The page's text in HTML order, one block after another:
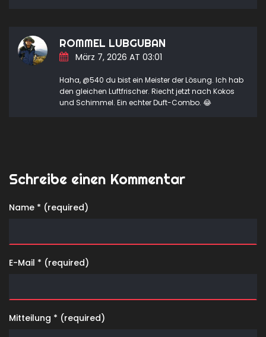
ROMMEL LUBGUBAN
März 7, 2026 AT 03:01
Haha, @540 du bist ein Meister der Lösung. Ich hab
den gleichen Luftfrischer. Riecht jetzt nach Kokos
und Schimmel. Ein echter Duft-Combo. 😂
Schreibe einen Kommentar
Name * (required)
E-Mail * (required)
Mitteilung * (required)